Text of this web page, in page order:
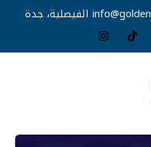
الفيصلية، جدة